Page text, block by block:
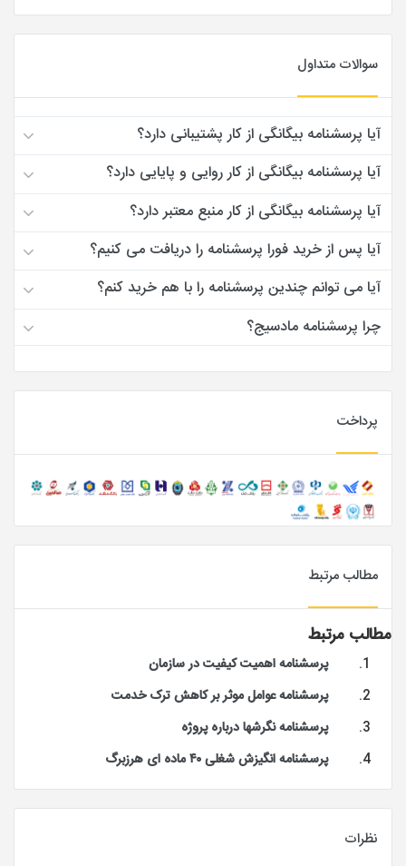
سوالات متداول
آیا پرسشنامه بیگانگی از کار پشتیبانی دارد؟
آیا پرسشنامه بیگانگی از کار روایی و پایایی دارد؟
آیا پرسشنامه بیگانگی از کار منبع معتبر دارد؟
آیا پس از خرید فورا پرسشنامه را دریافت می کنیم؟
آیا می توانم چندین پرسشنامه را با هم خرید کنم؟
چرا پرسشنامه مادسیج؟
پرداخت
مطالب مرتبط
مطالب مرتبط
پرسشنامه اهمیت کیفیت در سازمان
پرسشنامه عوامل موثر بر کاهش ترک خدمت
پرسشنامه نگرشها درباره پروژه
پرسشنامه انگیزش شغلی ۴۰ ماده ای هرزبرگ
نظرات